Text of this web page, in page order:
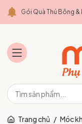
Gói Quà Thú Bông
Trang chủ / Móc